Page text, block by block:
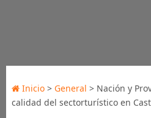
Inicio> General > Nación y
calidad del sectorturístico en